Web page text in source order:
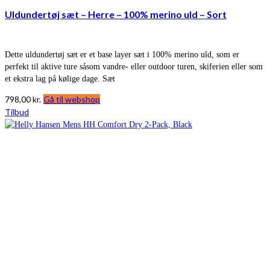
Uldundertøj sæt – Herre – 100% merino uld – Sort
Dette uldundertøj sæt er et base layer sæt i 100% merino uld, som er
perfekt til aktive ture såsom vandre- eller outdoor turen, skiferien eller som
et ekstra lag på kølige dage. Sæt
798,00kr. Gå til webshop
Tilbud